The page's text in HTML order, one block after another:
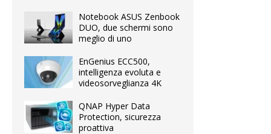
Notebook ASUS Zenbook
DUO, due schermi sono
meglio di uno
EnGenius ECC500,
intelligenza evoluta e
videosorveglianza 4K
QNAP Hyper Data
Protection, sicurezza
proattiva